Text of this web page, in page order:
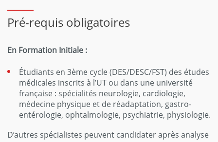
Pré-requis obligatoires
En Formation Initiale :
Étudiants en 3ème cycle (DES/DESC/FST) des études
médicales inscrits à l’UT ou dans une université
française : spécialités neurologie, cardiologie,
médecine physique et de réadaptation, gastro-
entérologie, ophtalmologie, psychiatrie, physiologie.
D’autres spécialistes peuvent candidater après analyse